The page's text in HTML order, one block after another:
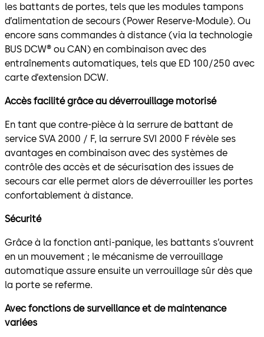
les battants de portes, tels que les modules tampons
d’alimentation de secours (Power Reserve-Module). Ou
encore sans commandes à distance (via la technologie
BUS DCW® ou CAN) en combinaison avec des
entraînements automatiques, tels que ED 100/250 avec
carte d’extension DCW.
Accès facilité grâce au déverrouillage motorisé
En tant que contre-pièce à la serrure de battant de
service SVA 2000 / F, la serrure SVI 2000 F révèle ses
avantages en combinaison avec des systèmes de
contrôle des accès et de sécurisation des issues de
secours car elle permet alors de déverrouiller les portes
confortablement à distance.
Sécurité
Grâce à la fonction anti-panique, les battants s’ouvrent
en un mouvement ; le mécanisme de verrouillage
automatique assure ensuite un verrouillage sûr dès que
la porte se referme.
Avec fonctions de surveillance et de maintenance
variées